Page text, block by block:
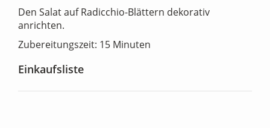
Den Salat auf Radicchio-Blättern dekorativ
anrichten.
Zubereitungszeit: 15 Minuten
Einkaufsliste